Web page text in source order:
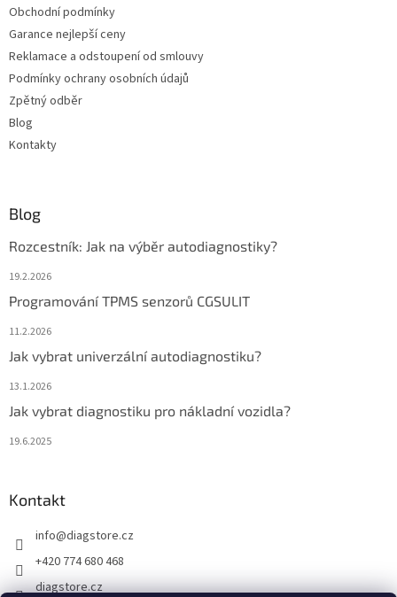
Obchodní podmínky
Garance nejlepší ceny
Reklamace a odstoupení od smlouvy
Podmínky ochrany osobních údajů
Zpětný odběr
Blog
Kontakty
Blog
Rozcestník: Jak na výběr autodiagnostiky?
19.2.2026
Programování TPMS senzorů CGSULIT
11.2.2026
Jak vybrat univerzální autodiagnostiku?
13.1.2026
Jak vybrat diagnostiku pro nákladní vozidla?
19.6.2025
Kontakt
info@diagstore.cz
+420 774 680 468
diagstore.cz